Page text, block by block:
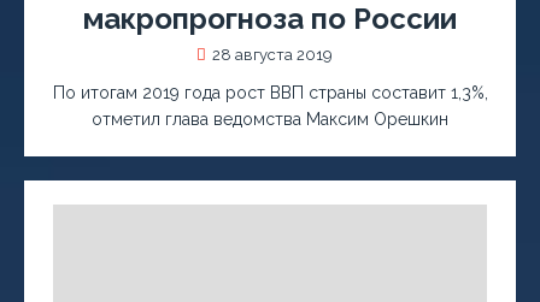
макропрогноза по России
28 августа 2019
По итогам 2019 года рост ВВП страны составит 1,3%,
отметил глава ведомства Максим Орешкин